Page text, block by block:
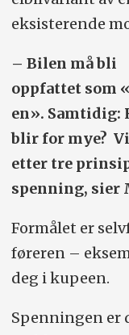
eksisterende
– Bilen må bli
oppfattet som
en». Samtidig:
blir for mye?
etter tre
spenning, sier
Formålet er
føreren –
deg i kupeen.
Spenningen er